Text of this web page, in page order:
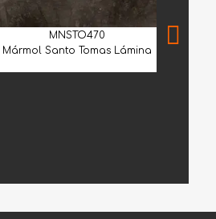
MNSTO470
Mármol Santo Tomas Lámina